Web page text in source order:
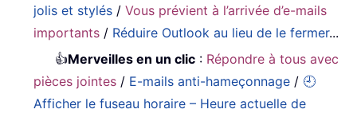
jolis et stylés /Vous prévient à l’arrivée d’e-mails
importants / Réduire Outlook au lieu de le fermer...
👍Merveilles en un clic : Répondre à tous avec
pièces jointes / E-mails anti-hameçonnage / 🕘
Afficher le fuseau horaire – Heure actuelle de